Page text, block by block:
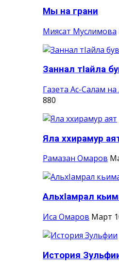
Мы на грани
Миясат Муслимова
Заннал тIайла
Газета Ас-Салам на
880
Яла ххирамур
Рамазан Омаров
АльхIамрал
Иса Омаров Март
История